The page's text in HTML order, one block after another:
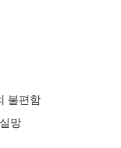
불편함
망